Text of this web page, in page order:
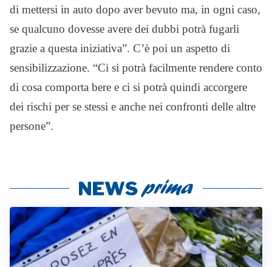
di mettersi in auto dopo aver bevuto ma, in ogni caso,
se qualcuno dovesse avere dei dubbi potrà fugarli
grazie a questa iniziativa”. C’è poi un aspetto di
sensibilizzazione. “Ci si potrà facilmente rendere conto
di cosa comporta bere e ci si potrà quindi accorgere
dei rischi per se stessi e anche nei confronti delle altre
persone”.